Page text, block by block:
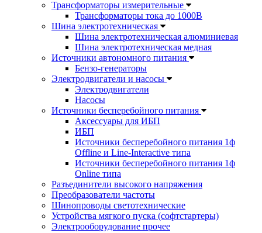
Трансформаторы измерительные
Трансформаторы тока до 1000В
Шина электротехническая
Шина электротехническая алюминиевая
Шина электротехническая медная
Источники автономного питания
Бензо-генераторы
Электродвигатели и насосы
Электродвигатели
Насосы
Источники бесперебойного питания
Аксессуары для ИБП
ИБП
Источники бесперебойного питания 1ф
Offline и Line-Interactive типа
Источники бесперебойного питания 1ф
Online типа
Разъединители высокого напряжения
Преобразователи частоты
Шинопроводы светотехнические
Устройства мягкого пуска (софтстартеры)
Электрооборудование прочее